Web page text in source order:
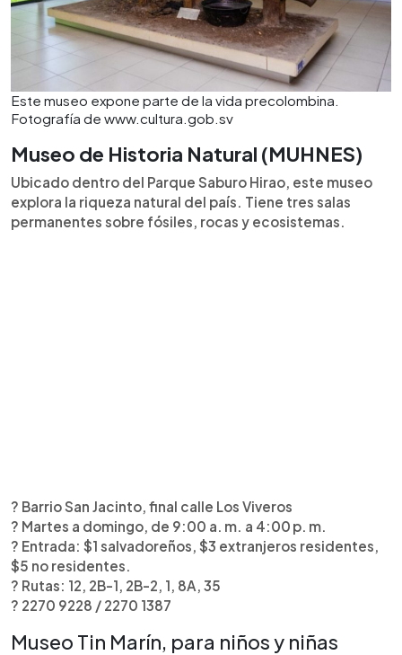
Este museo expone parte de la vida precolombina.
Fotografía de www.cultura.gob.sv
Museo de Historia Natural (MUHNES)
Ubicado dentro del Parque Saburo Hirao, este museo
explora la riqueza natural del país. Tiene tres salas
permanentes sobre fósiles, rocas y ecosistemas.
? Barrio San Jacinto, final calle Los Viveros
? Martes a domingo, de 9:00 a. m. a 4:00 p. m.
?️ Entrada: $1 salvadoreños, $3 extranjeros residentes,
$5 no residentes.
? Rutas: 12, 2B-1, 2B-2, 1, 8A, 35
? 2270 9228 / 2270 1387
Museo Tin Marín, para niños y niñas